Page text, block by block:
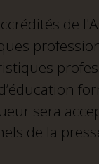
de
sera
de la